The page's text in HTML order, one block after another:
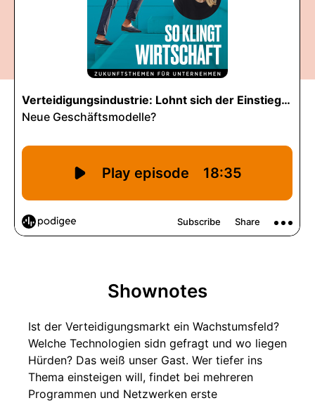
Shownotes
Ist der Verteidigungsmarkt ein Wachstumsfeld?
Welche Technologien sidn gefragt und wo liegen
Hürden? Das weiß unser Gast. Wer tiefer ins
Thema einsteigen will, findet bei mehreren
Programmen und Netzwerken erste